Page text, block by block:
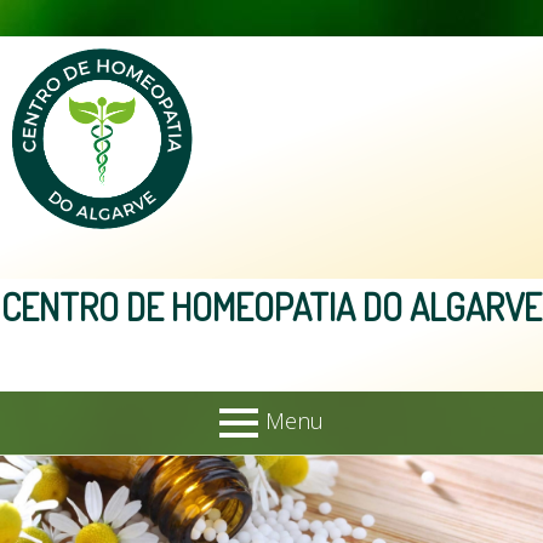
content
CENTRO DE HOMEOPATIA DO ALGARVE
Menu
PRIMARY
MENU
Home